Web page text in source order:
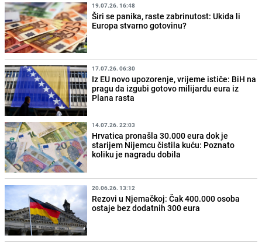
19.07.26. 16:48
Širi se panika, raste zabrinutost: Ukida li
Europa stvarno gotovinu?
17.07.26. 06:30
Iz EU novo upozorenje, vrijeme ističe: BiH na
pragu da izgubi gotovo milijardu eura iz
Plana rasta
14.07.26. 22:03
Hrvatica pronašla 30.000 eura dok je
starijem Nijemcu čistila kuću: Poznato
koliku je nagradu dobila
20.06.26. 13:12
Rezovi u Njemačkoj: Čak 400.000 osoba
ostaje bez dodatnih 300 eura